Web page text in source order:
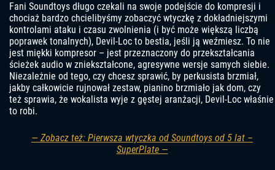
Fani Soundtoys długo czekali na swoje podejście do kompresji i
chociaż bardzo chcielibyśmy zobaczyć wtyczkę z dokładniejszymi
kontrolami ataku i czasu zwolnienia (i być może większą liczbą
poprawek tonalnych), Devil-Loc to bestia, jeśli ją weźmiesz. To nie
jest miękki kompresor – jest przeznaczony do przekształcania
ścieżek audio w zniekształcone, agresywne wersje samych siebie.
Niezależnie od tego, czy chcesz sprawić, by perkusista brzmiał,
jakby całkowicie rujnował zestaw, pianino brzmiało jak dom, czy
też sprawia, że ​​​​wokalista wyje z gęstej aranżacji, Devil-Loc właśnie
to robi.
— Zobacz też: Pierwsza wtyczka od Soundtoys od 5 lat –
SuperPlate —